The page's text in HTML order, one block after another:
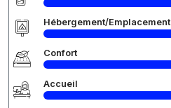
Hébergement/Emplacement
Confort
Accueil